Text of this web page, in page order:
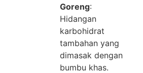
Goreng:
Hidangan
karbohidrat
tambahan yang
dimasak dengan
bumbu khas.